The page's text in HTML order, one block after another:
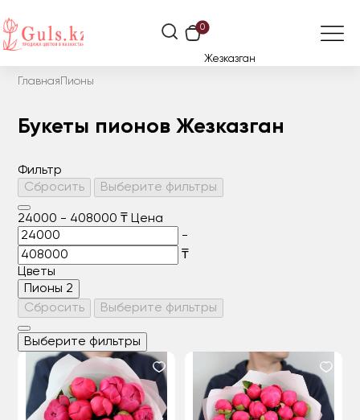
0
Жезказган
Главная Пионы
Букеты пионов Жезказган
Фильтр
Сбросить
Выберите фильтры
24000 - 408000 ₸ Цена
-
₸
Цветы
Пионы 2
Сбросить
Выберите фильтры
Выберите фильтры